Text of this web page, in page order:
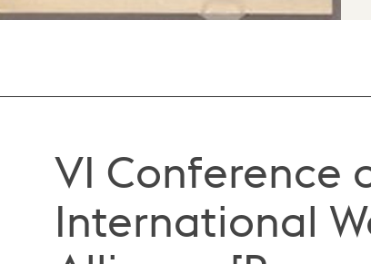
VI Conference
International